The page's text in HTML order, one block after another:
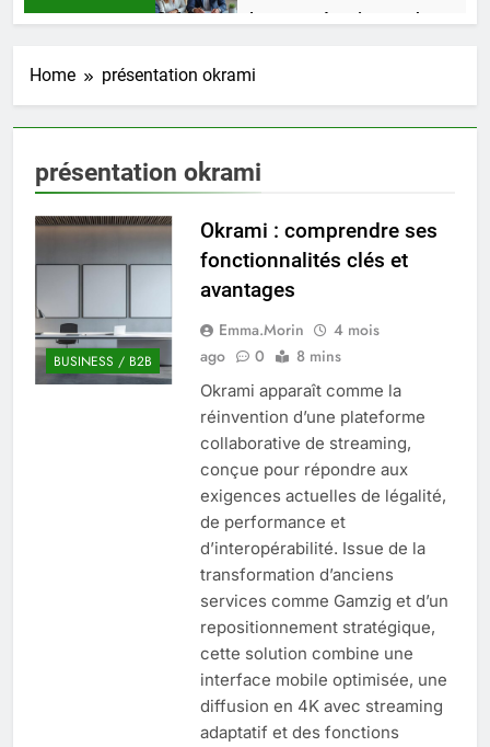
Guide complet pour réussir un achat
1 Semaine Ago
impact dans le domaine médical
4 Mois Ago
Quel est le salaire de Myriam Seurat en
2025 ?
4 Mois Ago
Okrami : comprendre ses
fonctionnalités clés et avantages
4 Mois Ago
Découvrez notre test d’orientation
gratuit spécialement conçu pour
collégiens et lycéens
4 Mois Ago
Liste complète des marques
rezoactif.com à connaître en 2025
4 Mois Ago
Home présentation okrami
présentation okrami
BUSINESS / B2B
Okrami : comprendre ses
fonctionnalités clés et
avantages
Emma.Morin
4 mois
ago
0 8 mins
Okrami apparaît comme la
réinvention d’une plateforme
collaborative de streaming,
conçue pour répondre aux
exigences actuelles de légalité,
de performance et
d’interopérabilité. Issue de la
transformation d’anciens
services comme Gamzig et d’un
repositionnement stratégique,
cette solution combine une
interface mobile optimisée, une
diffusion en 4K avec streaming
adaptatif et des fonctions